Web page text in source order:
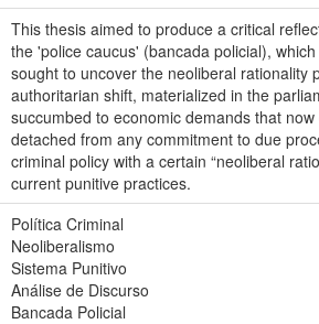
This thesis aimed to produce a critical
the 'police caucus' (bancada policial),
sought to uncover the neoliberal rationality
authoritarian shift, materialized in the
succumbed to economic demands that
detached from any commitment to due
criminal policy with a certain “neoliberal
current punitive practices.
Política Criminal
Neoliberalismo
Sistema Punitivo
Análise de Discurso
Bancada Policial